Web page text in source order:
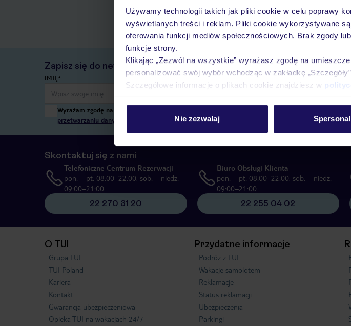
Używamy technologii takich jak pliki cookie w celu poprawy
wyświetlanych treści i reklam. Pliki cookie wykorzystywane
oferowania funkcji mediów społecznościowych. Brak zgody
funkcje strony.
Klikając „Zezwól na wszystkie” wyrażasz zgodę na
personalizować swój wybór wchodząc w zakładkę „Szczegóły”
Szczegółowe informacje o plikach cookie znajdziesz w
Nie zezwalaj
Kontakt z
Zapisz się do newslettera
IMIĘ* E-MAIL*
Wyrażam zgodę na przetwarzanie danych osobowych przez TUI Poland Sp. z o.o. i TUI Poland
przetwarzaniu danych osobowych”
, poprzez elektroniczną formę komunikacji (e-mail), także z
Skontaktuj się z nami
Telefoniczne Centrum Rezerwacji
pon. – pt. 08:00–22:00, sob. – niedz.
09:00–21:00
22 270 31 20
Biuro Obsługi Klienta
pon. – pt. 08:00–22:00, sob. – niedz.
09:00–21:00
22 255 04 02
O TUI
Grupa TUI
TUI Poland
Kariera
Kontakt
Gwarancja ubezpieczeniowa
Opieka TUI na wakacjach 24/7
Przydatne informacje
Podróż z TUI
Wakacje samolotem
Reklamacje
Status reklamacji
Ubezpieczenia
Parkingi